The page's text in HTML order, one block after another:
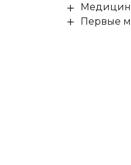
Первые